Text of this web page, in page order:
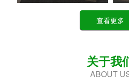
查看更多
关于我
ABOUT